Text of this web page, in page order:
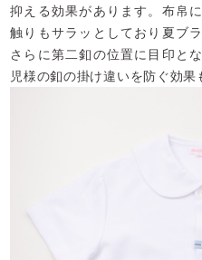
抑える効果があります。布帛
触りもサラッとしており夏ブ
さらに第二釦の位置に目印と
児様の釦の掛け違いを防ぐ効果